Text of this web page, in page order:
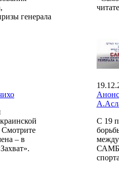
генерала
– в
С 19